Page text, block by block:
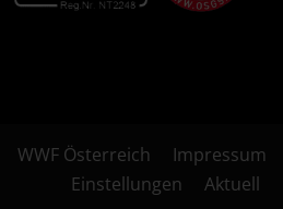
WWF Österreich Impressum
Einstellungen
Aktuell